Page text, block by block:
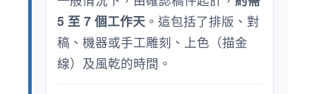
5 至 7 個工作天 。這包括了排版、對
稿、機器或手工雕刻、上色（描金
線）及風乾的時間。